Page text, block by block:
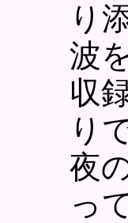
り
波
収
り
夜
っ